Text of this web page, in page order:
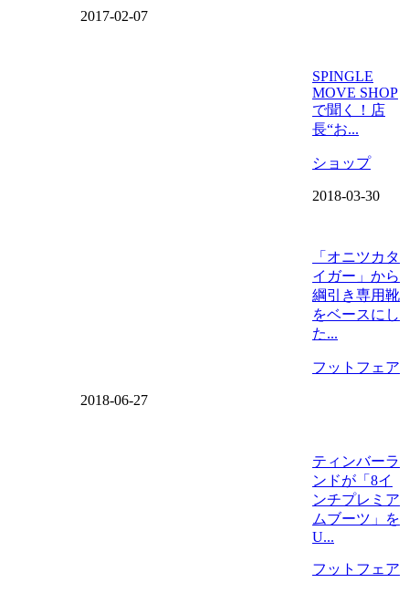
2017-02-07
SPINGLE
MOVE SHOP
で聞く！店
長“お...
ショップ
2018-03-30
「オニツカタ
イガー」から
綱引き専用靴
をベースにし
た...
フットフェア
2018-06-27
ティンバーラ
ンドが「8イ
ンチプレミア
ムブーツ」を
U...
フットフェア